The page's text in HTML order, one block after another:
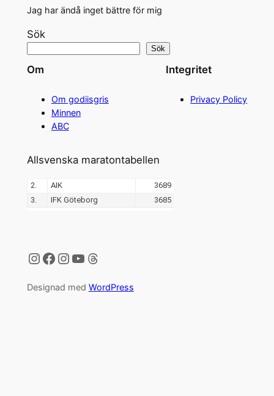
Jag har ändå inget bättre för mig
Sök
Sök
Om
Om godiisgris
Minnen
ABC
Integritet
Privacy Policy
Allsvenska maratontabellen
Instagram
Facebook
Instagram
YouTube
Threads
Designad med WordPress